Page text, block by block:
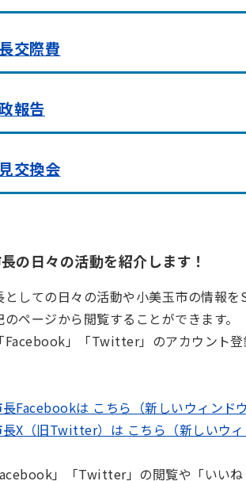
交際費
報告
交換会
の日々の活動を紹介します！
としての日々の活動や小美玉市の情報を
のページから閲覧することができます。
」「Twitter」のアカウント登
Facebookは こちら（新しいウィンド
長X（旧Twitter）は こちら（新しいウィ
」「Twitter」の閲覧や「いい